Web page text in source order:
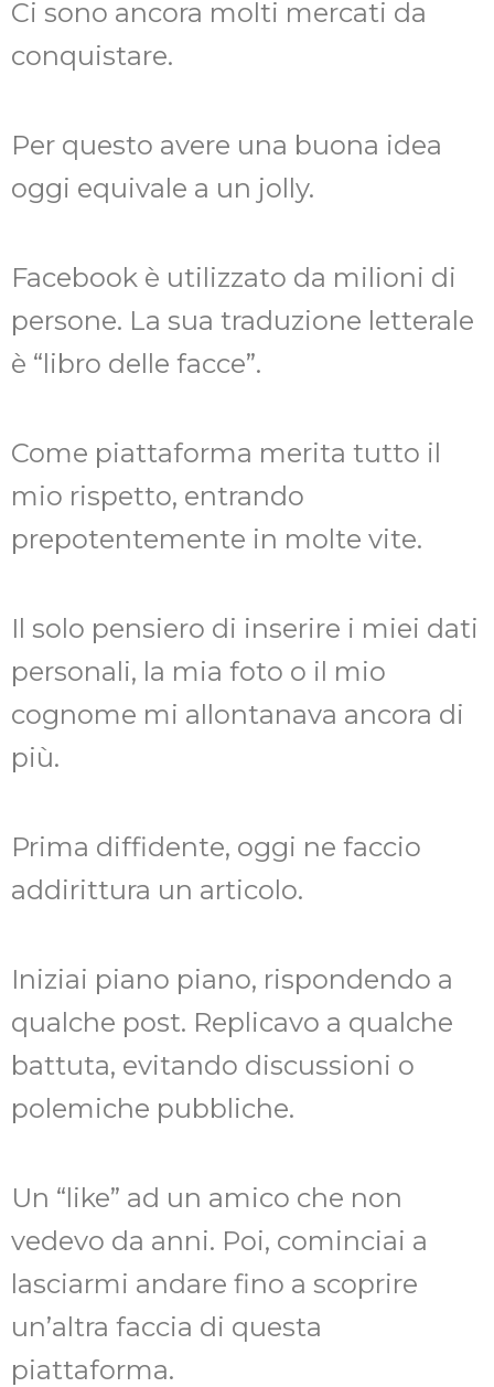
Ci sono ancora molti mercati da
conquistare.
Per questo avere una buona idea
oggi equivale a un jolly.
Facebook è utilizzato da milioni di
persone. La sua traduzione letterale
è “libro delle facce”.
Come piattaforma merita tutto il
mio rispetto, entrando
prepotentemente in molte vite.
Il solo pensiero di inserire i miei dati
personali, la mia foto o il mio
cognome mi allontanava ancora di
più.
Prima diffidente, oggi ne faccio
addirittura un articolo.
Iniziai piano piano, rispondendo a
qualche post. Replicavo a qualche
battuta, evitando discussioni o
polemiche pubbliche.
Un “like” ad un amico che non
vedevo da anni. Poi, cominciai a
lasciarmi andare fino a scoprire
un’altra faccia di questa
piattaforma.